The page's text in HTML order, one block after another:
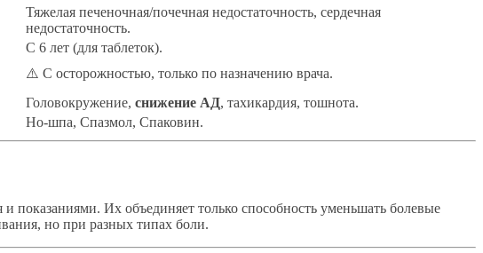
Тяжелая печеночная/почечная недостаточность, сердечная
недостаточность.
С 6 лет (для таблеток).
⚠️ С осторожностью, только по назначению врача.
Головокружение, снижение АД, тахикардия, тошнота.
Но-шпа, Спазмол, Спаковин.
показаниями. Их объединяет только способность уменьшать болевые
но при разных типах боли.